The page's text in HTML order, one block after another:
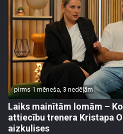
pirms 1 mēneša, 3 nedēļām
Laiks mainītām lomām –
attiecību trenera Kristapa
aizkulises